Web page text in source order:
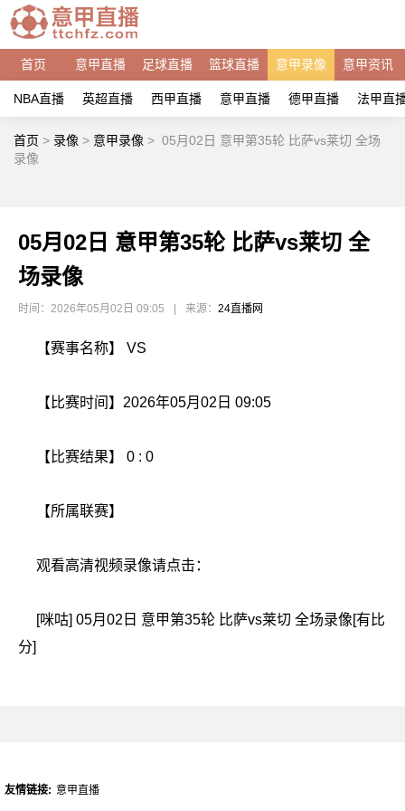
首页 意甲直播 足球直播 篮球直播 意甲录像 意甲资讯
NBA直播 英超直播 西甲直播 意甲直播 德甲直播 法甲直
首页 > 录像 > 意甲录像 > 05月02日 意甲第35轮 比萨vs莱切 全场
录像
05月02日 意甲第35轮 比萨vs莱切 全
场录像
时间：2026年05月02日 09:05 来源： 24直播网
【赛事名称】 VS
【比赛时间】2026年05月02日 09:05
【比赛结果】 0 : 0
【所属联赛】
观看高清视频录像请点击：
[咪咕] 05月02日 意甲第35轮 比萨vs莱切 全场录像[有比
分]
友情链接: 意甲直播